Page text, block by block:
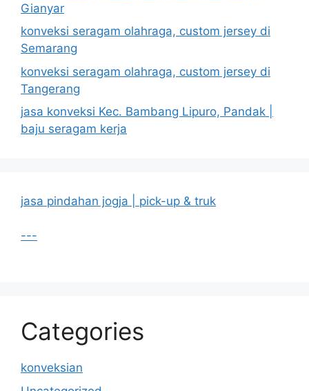
Gianyar
konveksi seragam olahraga, custom jersey di
Semarang
konveksi seragam olahraga, custom jersey di
Tangerang
jasa konveksi Kec. Bambang Lipuro, Pandak |
baju seragam kerja
jasa pindahan jogja | pick-up & truk
---
Categories
konveksian